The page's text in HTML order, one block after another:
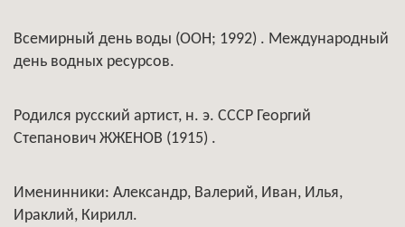
Всемирный день воды (ООН; 1992) . Международный
день водных ресурсов.
Родился русский артист, н. э. СССР Георгий
Степанович ЖЖЕНОВ (1915) .
Именинники: Александр, Валерий, Иван, Илья,
Ираклий, Кирилл.